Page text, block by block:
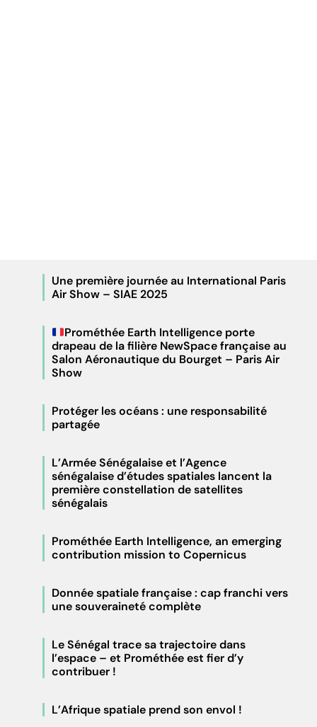
Une première journée au International Paris
Air Show – SIAE 2025
Prométhée Earth Intelligence porte
drapeau de la filière NewSpace française au
Salon Aéronautique du Bourget – Paris Air
Show
Protéger les océans : une responsabilité
partagée
L’Armée Sénégalaise et l’Agence
sénégalaise d’études spatiales lancent la
première constellation de satellites
sénégalais
Prométhée Earth Intelligence, an emerging
contribution mission to Copernicus
Donnée spatiale française : cap franchi vers
une souveraineté complète
Le Sénégal trace sa trajectoire dans
l’espace – et Prométhée est fier d’y
contribuer !
L’Afrique spatiale prend son envol !